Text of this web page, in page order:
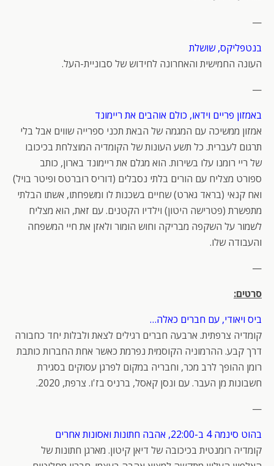
—
בנטפליקס, שושלת
העונה החמישית והאחרונה לחידוש של סבוניית-העל.
—
באמזון פריים וידאו, כולם אוהבים את ריימונד
אמזון ממשיכה עם המגמה של הבאת תכני ספרייה שווים אבל בלי
תרגום לעברית. כל תשע העונות של הקומדיה המוצלחת בכיכובו
של ריי רומנו עלו בשירות. הוא מגלם את ריימונד בארון, כותב
ספורט מצליח עם הורים בלתי נסבלים (דוריס רוברטס ופיטר בויל)
ואח קנאי (בראד גארט) שחיים בשכנות לו ומשפחתו, אשתו הבלתי
מתפשרת (פטרישה היטון) וילדיו הקטנים. עם זאת, הוא מצליח
לשמור על השקפה מבריקה וחוש הומור ולאזן את חיי המשפחה
והעבודה שלו.
—
סרטים:
ביס ויאודי, עם חברים כאלה…
קומדיה צרפתית. ארבעה חברים רגילים לצאת ולבלות יחד כחבורה
דרך קבע. ההרמוניה הקוסמית נפרמת כאשר אחת החברות כותבת
רומן ההופך לרב מכר, וחבריה במקום לפרגן עסוקים בסגירת
חשבונות מן העבר. עם ונסן קאסל, ברניס בז'ו. צרפת, 2020.
—
בהוט סינמה 4 ב-22:00, אהבה חתונות ואסונות אחרים
קומדיה רומנטית בכיכובה של דיאן קיטון. מארגן חתונות של